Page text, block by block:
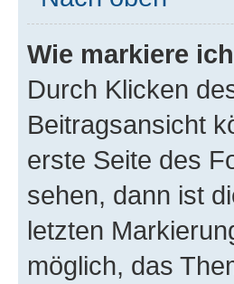
Wie markiere
Durch Klicken
Beitragsansicht
erste Seite des
sehen, dann ist
letzten
möglich, das